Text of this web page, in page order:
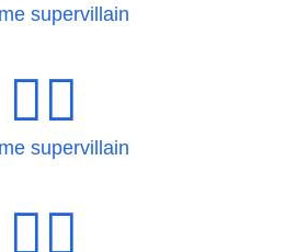
supervillain
🦹‍♀️
supervillain
🦹‍♂